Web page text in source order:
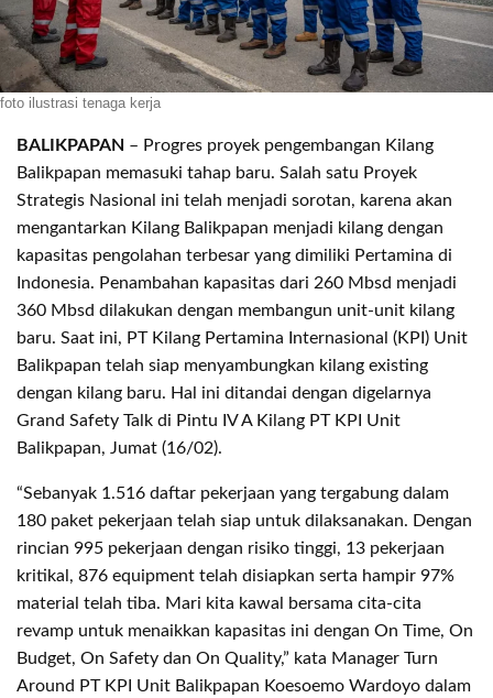
foto ilustrasi tenaga kerja
BALIKPAPAN – Progres proyek pengembangan Kilang
Balikpapan memasuki tahap baru. Salah satu Proyek
Strategis Nasional ini telah menjadi sorotan, karena akan
mengantarkan Kilang Balikpapan menjadi kilang dengan
kapasitas pengolahan terbesar yang dimiliki Pertamina di
Indonesia. Penambahan kapasitas dari 260 Mbsd menjadi
360 Mbsd dilakukan dengan membangun unit-unit kilang
baru. Saat ini, PT Kilang Pertamina Internasional (KPI) Unit
Balikpapan telah siap menyambungkan kilang existing
dengan kilang baru. Hal ini ditandai dengan digelarnya
Grand Safety Talk di Pintu IV A Kilang PT KPI Unit
Balikpapan, Jumat (16/02).
“Sebanyak 1.516 daftar pekerjaan yang tergabung dalam
180 paket pekerjaan telah siap untuk dilaksanakan. Dengan
rincian 995 pekerjaan dengan risiko tinggi, 13 pekerjaan
kritikal, 876 equipment telah disiapkan serta hampir 97%
material telah tiba. Mari kita kawal bersama cita-cita
revamp untuk menaikkan kapasitas ini dengan On Time, On
Budget, On Safety dan On Quality,” kata Manager Turn
Around PT KPI Unit Balikpapan Koesoemo Wardoyo dalam